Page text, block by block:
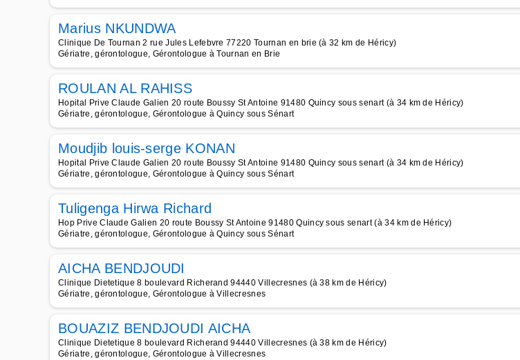
Marius NKUNDWA
Clinique De Tournan 2 rue Jules Lefebvre 77220 Tournan en brie (à 32 km de Héricy)
Gériatre, gérontologue, Gérontologue à Tournan en Brie
ROULAN AL RAHISS
Hopital Prive Claude Galien 20 route Boussy St Antoine 91480 Quincy sous senart (à 34 km de Héricy)
Gériatre, gérontologue, Gérontologue à Quincy sous Sénart
Moudjib louis-serge KONAN
Hopital Prive Claude Galien 20 route Boussy St Antoine 91480 Quincy sous senart (à 34 km de Héricy)
Gériatre, gérontologue, Gérontologue à Quincy sous Sénart
Tuligenga Hirwa Richard
Hop Prive Claude Galien 20 route Boussy St Antoine 91480 Quincy sous senart (à 34 km de Héricy)
Gériatre, gérontologue, Gérontologue à Quincy sous Sénart
AICHA BENDJOUDI
Clinique Dietetique 8 boulevard Richerand 94440 Villecresnes (à 38 km de Héricy)
Gériatre, gérontologue, Gérontologue à Villecresnes
BOUAZIZ BENDJOUDI AICHA
Clinique Dietetique 8 boulevard Richerand 94440 Villecresnes (à 38 km de Héricy)
Gériatre, gérontologue, Gérontologue à Villecresnes